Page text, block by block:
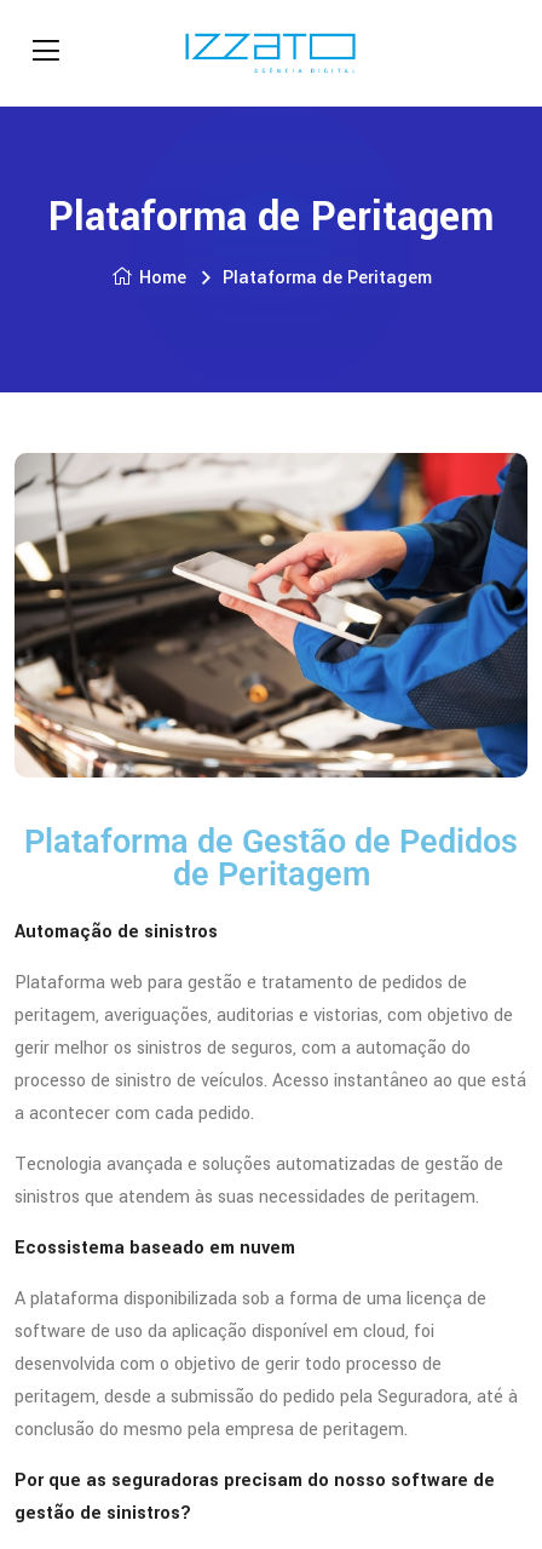
Plataforma de Peritagem
Home Plataforma de Peritagem
Plataforma de Gestão de Pedidos
de Peritagem
Automação de sinistros
Plataforma web para gestão e tratamento de pedidos de
peritagem, averiguações, auditorias e vistorias, com objetivo de
gerir melhor os sinistros de seguros, com a automação do
processo de sinistro de veículos. Acesso instantâneo ao que está
a acontecer com cada pedido.
Tecnologia avançada e soluções automatizadas de gestão de
sinistros que atendem às suas necessidades de peritagem.
Ecossistema baseado em nuvem
A plataforma disponibilizada sob a forma de uma licença de
software de uso da aplicação disponível em cloud, foi
desenvolvida com o objetivo de gerir todo processo de
peritagem, desde a submissão do pedido pela Seguradora, até à
conclusão do mesmo pela empresa de peritagem.
Por que as seguradoras precisam do nosso software de
gestão de sinistros?